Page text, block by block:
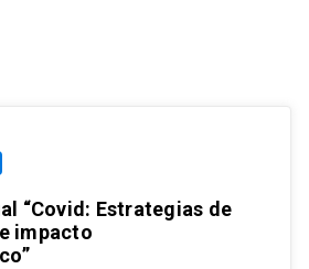
“Covid: Estrategias de
impacto